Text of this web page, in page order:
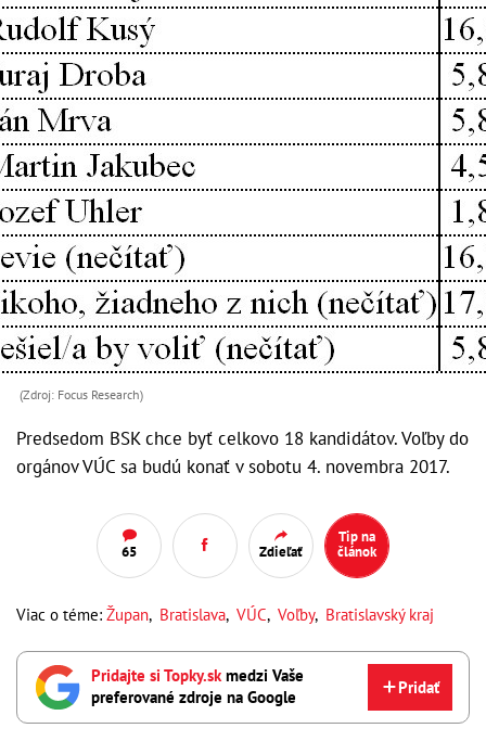
(Zdroj: Focus Research)
Predsedom BSK chce byť celkovo 18 kandidátov. Voľby do
orgánovVÚC sa budú konať v sobotu 4. novembra 2017.
65 Zdieľať
Tip na
článok
Viac o téme: Župan, Bratislava, VÚC, Voľby, Bratislavský kraj
Pridajte si Topky.skmedzi Vaše
preferované zdroje na Google
Pridať